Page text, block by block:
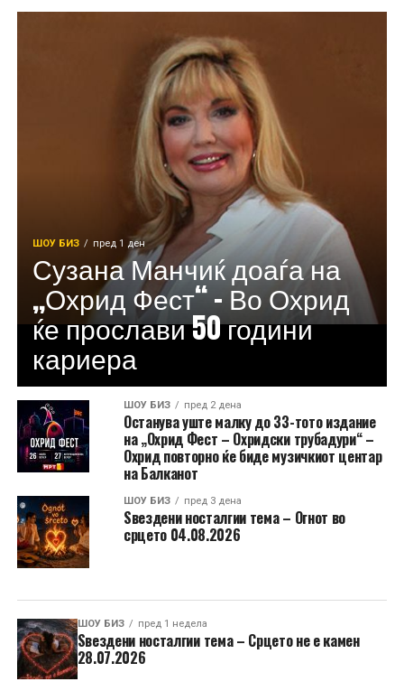
ШОУ БИЗ пред 1 ден
Сузана Манчиќ доаѓа на
„Охрид Фест“ – Во Охрид
ќе прослави 50 години
кариера
ШОУ БИЗ пред 2 дена
Останува уште малку до 33-тото издание
на „Охрид Фест – Охридски трубадури“ –
Охрид повторно ќе биде музичкиот центар
на Балканот
ШОУ БИЗ пред 3 дена
Ѕвездени носталгии тема – Огнот во
срцето 04.08.2026
ШОУ БИЗ пред 1 недела
Ѕвездени носталгии тема – Срцето не е камен
28.07.2026